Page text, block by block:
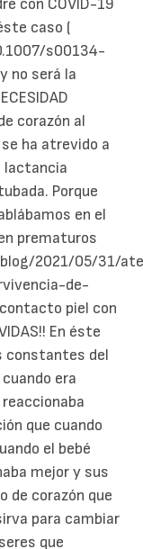
con COVID-19
caso (
s00134-
no será la
corazón al
ha atrevido a
lactancia
Porque
en el
prematuros
2021/05/31/
de-
piel con
En éste
constantes del
era
que cuando
el bebé
mejor y sus
de corazón que
para cambiar
que